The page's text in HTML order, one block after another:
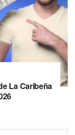
La Caribeña